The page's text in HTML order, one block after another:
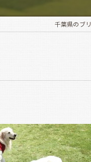
千葉県のブ